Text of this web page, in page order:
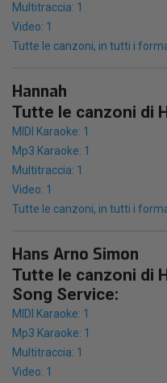
Multitraccia: 1
Video: 1
Tutte le canzoni, in tutti i
Hannah
Tutte le canzoni di
MIDI Karaoke: 1
Mp3 Karaoke: 1
Multitraccia: 1
Video: 1
Tutte le canzoni, in tutti i
Hans Arno Simon
Tutte le canzoni di
Song Service:
MIDI Karaoke: 1
Mp3 Karaoke: 1
Multitraccia: 1
Video: 1